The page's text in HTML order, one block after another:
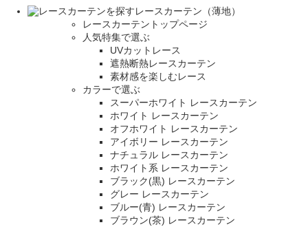
レースカーテン（薄地）
レースカーテントップページ
人気特集で選ぶ
UVカットレース
遮熱断熱レースカーテン
素材感を楽しむレース
カラーで選ぶ
スーパーホワイト レースカーテン
ホワイト レースカーテン
オフホワイト レースカーテン
アイボリー レースカーテン
ナチュラル レースカーテン
ホワイト系 レースカーテン
ブラック(黒) レースカーテン
グレー レースカーテン
ブルー(青) レースカーテン
ブラウン(茶) レースカーテン